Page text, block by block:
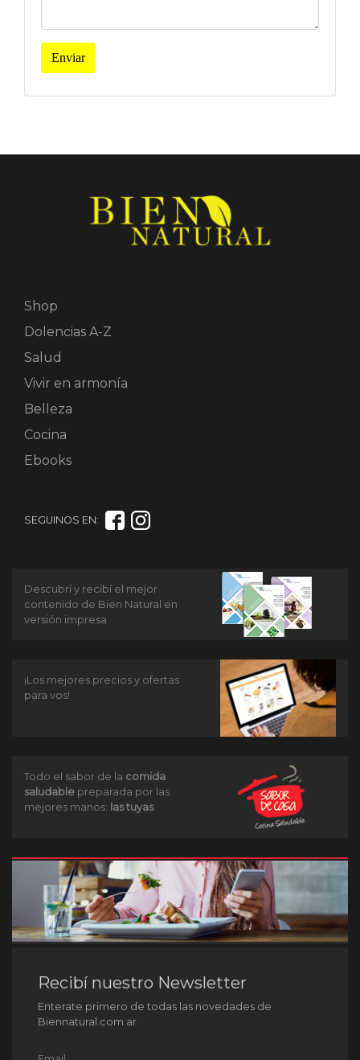
Enviar
Shop
Dolencias A-Z
Salud
Vivir en armonía
Belleza
Cocina
Ebooks
SEGUINOS EN:
Descubrí y recibí el mejor
contenido de Bien Natural en
versión impresa
¡Los mejores precios y ofertas
para vos!
Todo el sabor de la comida
saludable preparada por las
mejores manos: las tuyas.
Recibí nuestro Newsletter
Enterate primero de todas las novedades de
Biennatural.com.ar